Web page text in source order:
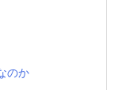
のか